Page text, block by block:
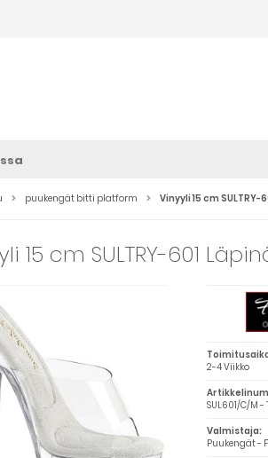
puukengät bitti platform Vinyyli 15 cm
15 cm SULTRY-601
2-4 Viikko
SUL601/C/M -
Valmistaja:
Puukengät -